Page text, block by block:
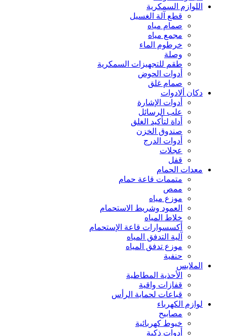
اللوازم السمكرية
قطع آلة الغسيل
صمام مياه
مجمع مياه
خرطوم الماء
وصلة
طقم للتجهيزات السمكرية
أدوات الحوض
صمام غلق
دكان ألادوات
أدوات الإشارة
علب الرسائل
أداة لتأكيد الغلق
صندوق الخزن
أدوات الدرج
عجلات
قفل
معدات الحمام
متممات قاعة حمام
ممص
موزع مياه
العمود وشريط الاستحمام
خلاط المياه
أكسسوارات قاعة الإستحمام
آلية التدفق المياه
موزع تدفق المياه
حنفية
الملابس
الأحذية المطاطية
قفازات واقية
قباعات لحماية الرأس
لوازم الكهرباء
مصابيح
خيوط كهربائية
أدوات ذكية